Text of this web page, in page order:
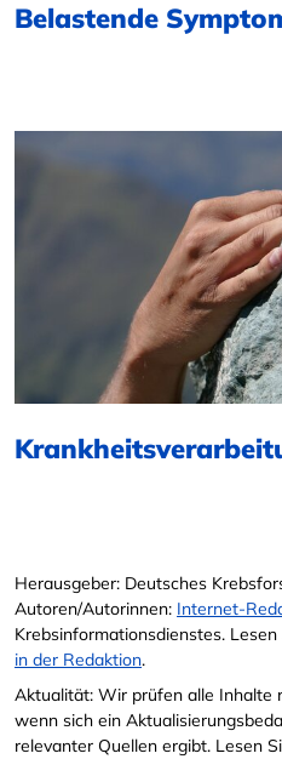
Belastende
Herausgeber: Deutsches
Autoren/Autorinnen: Internet-
Krebsinformationsdienstes.
in der Redaktion.
Aktualität: Wir prüfen alle Inhalte
wenn sich ein
relevanter Quellen ergibt. Lesen